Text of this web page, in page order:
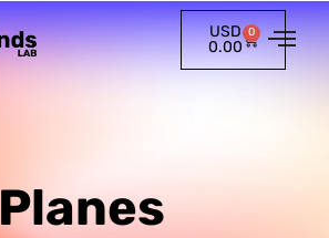
USD
0.00
0
Planes